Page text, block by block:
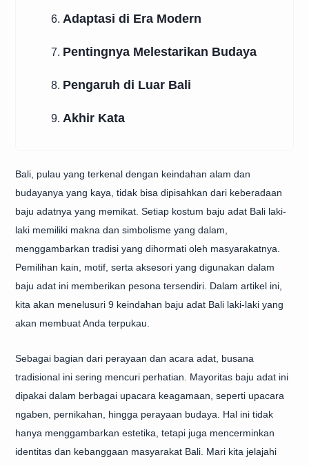
6. Adaptasi di Era Modern
7. Pentingnya Melestarikan Budaya
8. Pengaruh di Luar Bali
9. Akhir Kata
Bali, pulau yang terkenal dengan keindahan alam dan
budayanya yang kaya, tidak bisa dipisahkan dari keberadaan
baju adatnya yang memikat. Setiap kostum baju adat Bali laki-
laki memiliki makna dan simbolisme yang dalam,
menggambarkan tradisi yang dihormati oleh masyarakatnya.
Pemilihan kain, motif, serta aksesori yang digunakan dalam
baju adat ini memberikan pesona tersendiri. Dalam artikel ini,
kita akan menelusuri 9 keindahan baju adat Bali laki-laki yang
akan membuat Anda terpukau.
Sebagai bagian dari perayaan dan acara adat, busana
tradisional ini sering mencuri perhatian. Mayoritas baju adat ini
dipakai dalam berbagai upacara keagamaan, seperti upacara
ngaben, pernikahan, hingga perayaan budaya. Hal ini tidak
hanya menggambarkan estetika, tetapi juga mencerminkan
identitas dan kebanggaan masyarakat Bali. Mari kita jelajahi